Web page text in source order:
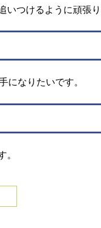
つけるように頑張り
になりたいです。
。